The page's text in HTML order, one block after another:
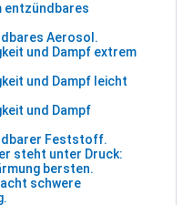
entzündbares
Aerosol.
und Dampf extrem
und Dampf leicht
und Dampf
Feststoff.
steht unter Druck:
bersten.
schwere